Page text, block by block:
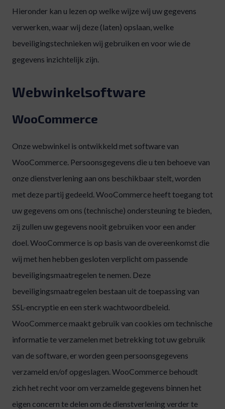
Hieronder kan u lezen op welke wijze wij uw gegevens
verwerken, waar wij deze (laten) opslaan, welke
beveiligingstechnieken wij gebruiken en voor wie de
gegevens inzichtelijk zijn.
Webwinkelsoftware
WooCommerce
Onze webwinkel is ontwikkeld met software van
WooCommerce. Persoonsgegevens die u ten behoeve van
onze dienstverlening aan ons beschikbaar stelt, worden
met deze partij gedeeld. WooCommerce heeft toegang tot
uw gegevens om ons (technische) ondersteuning te bieden,
zij zullen uw gegevens nooit gebruiken voor een ander
doel. WooCommerce is op basis van de overeenkomst die
wij met hen hebben gesloten verplicht om passende
beveiligingsmaatregelen te nemen. Deze
beveiligingsmaatregelen bestaan uit de toepassing van
SSL-encryptie en een sterk wachtwoordbeleid.
WooCommerce maakt gebruik van cookies om technische
informatie te verzamelen met betrekking tot uw gebruik
van de software, er worden geen persoonsgegevens
verzameld en/of opgeslagen. WooCommerce behoudt
zich het recht voor om verzamelde gegevens binnen het
eigen concern te delen om de dienstverlening verder te